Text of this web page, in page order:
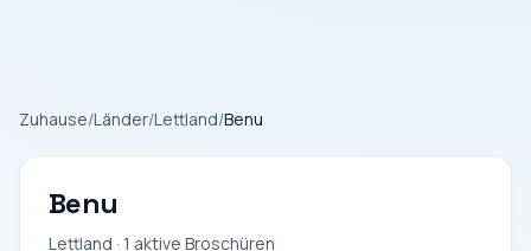
Zuhause/Länder/Lettland/Benu
Benu
Lettland · 1 aktive Broschüren